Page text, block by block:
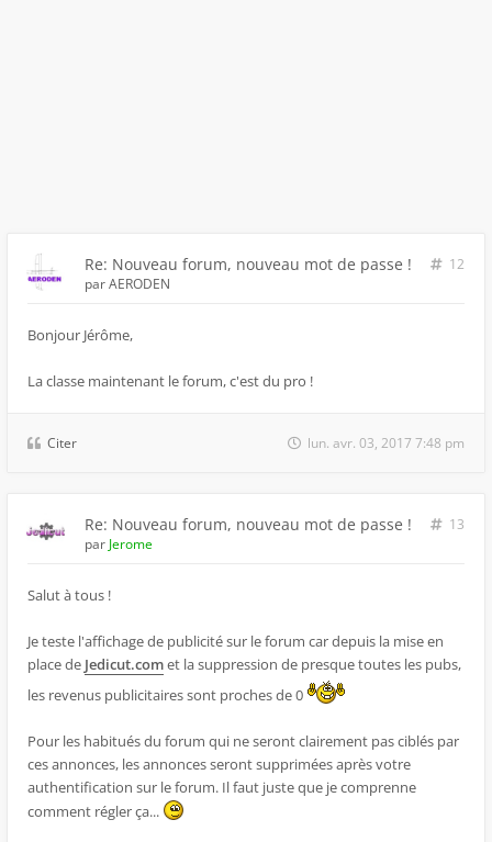
Re: Nouveau forum, nouveau mot de passe !
12
parAERODEN
Bonjour Jérôme,
La classe maintenant le forum, c'est du pro !
Citer lun. avr. 03, 2017 7:48 pm
Re: Nouveau forum, nouveau mot de passe !
13
par Jerome
Salut à tous !
Je teste l'affichage de publicité sur le forum car depuis la mise en
place de Jedicut.comet la suppression de presque toutes les pubs,
les revenus publicitaires sont proches de 0
Pour les habitués du forum qui ne seront clairement pas ciblés par
ces annonces, les annonces seront supprimées après votre
authentification sur le forum. Il faut juste que je comprenne
comment régler ça...